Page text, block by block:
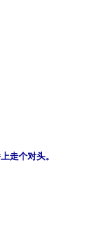
走个对头。